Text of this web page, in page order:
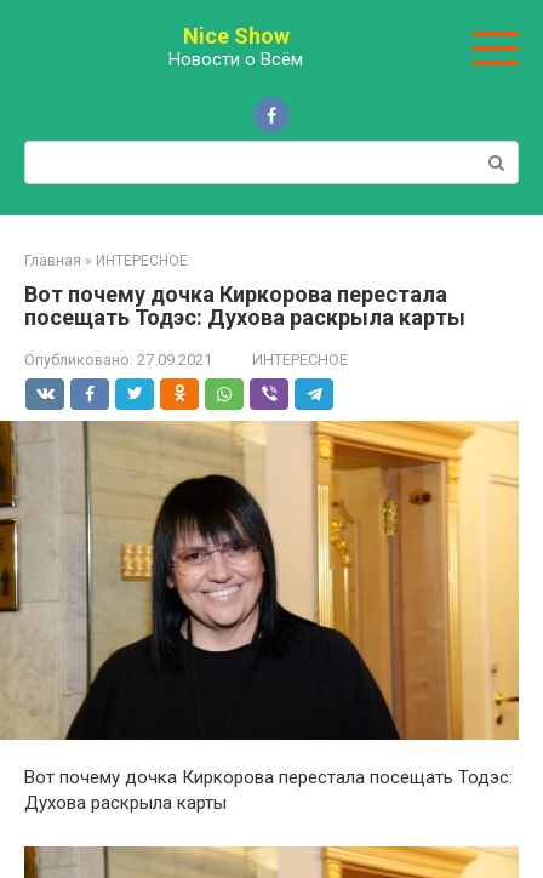
Nice Show
Новости о Всём
Поиск:
Главная » ИНТЕРЕСНОЕ
Вот почему дочка Киркорова перестала
посещать Тодэс: Духова раскрыла карты
Опубликовано: 27.09.2021 ИНТЕРЕСНОЕ
Вот почему дочка Киркорова перестала посещать Тодэс:
Духова раскрыла карты